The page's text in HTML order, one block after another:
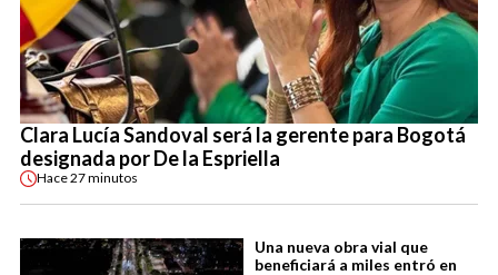
Clara Lucía Sandoval será la gerente para Bogotá
designada por De la Espriella
Hace27 minutos
Una nueva obra vial que
beneficiará a miles entró en